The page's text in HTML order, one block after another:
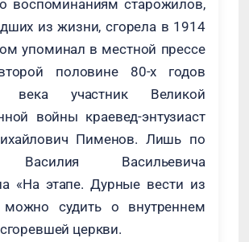
воспоминаниям старожилов,
из жизни, сгорела в 1914
упоминал в местной прессе
половине 80-х годов
века участник Великой
войны краевед-энтузиаст
Пименов. Лишь по
Василия Васильевича
«На этапе. Дурные вести из
можно судить о внутреннем
церкви.